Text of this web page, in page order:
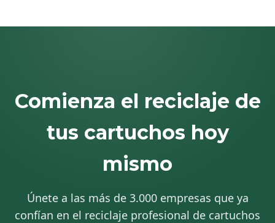
Comienza el reciclaje de
tus cartuchos hoy
mismo
Únete a las más de 3.000 empresas que ya
confían en el reciclaje profesional de cartuchos